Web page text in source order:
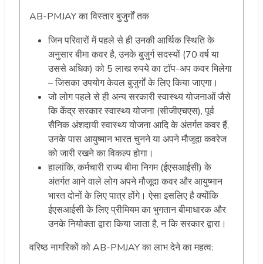
AB-PMJAY का विस्तार बुजुर्गों तक
जिन परिवारों में पहले से ही उनकी आर्थिक स्थिति के
अनुसार बीमा कवर है, उनके बुजुर्ग सदस्यों (70 वर्ष या
उससे अधिक) को 5 लाख रुपये का टॉप-अप कवर मिलेगा
– जिसका उपयोग केवल बुजुर्गों के लिए किया जाएगा।
जो लोग पहले से ही अन्य सरकारी स्वास्थ्य योजनाओं जैसे
कि केंद्र सरकार स्वास्थ्य योजना (सीजीएचएस), पूर्व
सैनिक अंशदायी स्वास्थ्य योजना आदि के अंतर्गत कवर हैं,
उनके पास आयुष्मान भारत चुनने या अपने मौजूदा कवरेज
को जारी रखने का विकल्प होगा।
हालांकि, कर्मचारी राज्य बीमा निगम (ईएसआईसी) के
अंतर्गत आने वाले लोग अपने मौजूदा कवर और आयुष्मान
भारत दोनों के लिए पात्र होंगे। ऐसा इसलिए है क्योंकि
ईएसआईसी के लिए प्रीमियम का भुगतान बीमाधारक और
उनके नियोक्ता द्वारा किया जाता है, न कि सरकार द्वारा।
वरिष्ठ नागरिकों को AB-PMJAY का लाभ देने का महत्व: